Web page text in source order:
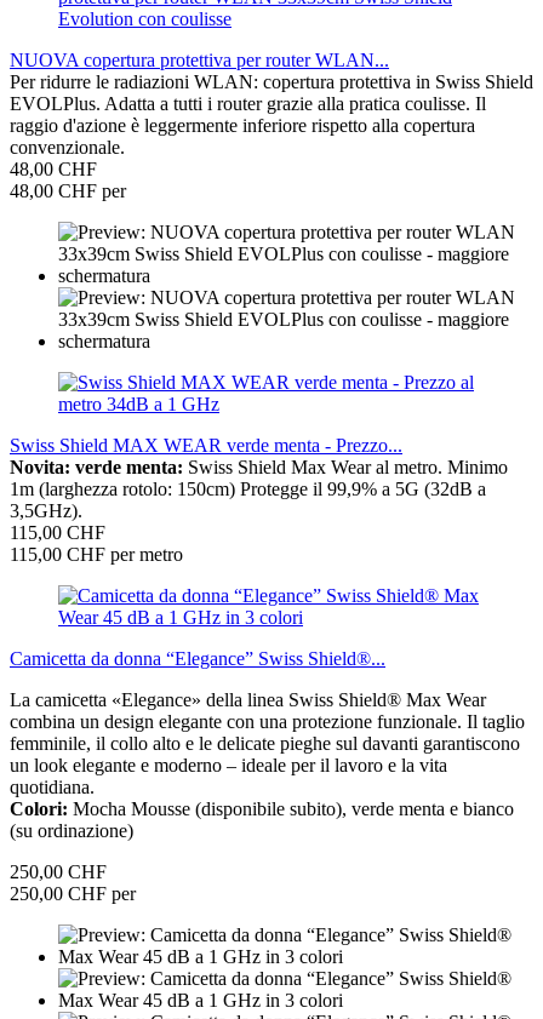
NUOVA copertura protettiva per router WLAN...
Per ridurre le radiazioni WLAN: copertura protettiva in Swiss Shield
EVOLPlus. Adatta a tutti i router grazie alla pratica coulisse. Il
raggio d'azione è leggermente inferiore rispetto alla copertura
convenzionale.
48,00 CHF
48,00 CHF per
Swiss Shield MAX WEAR verde menta - Prezzo...
Novita: verde menta: Swiss Shield Max Wear al metro. Minimo
1m (larghezza rotolo: 150cm) Protegge il 99,9% a 5G (32dB a
3,5GHz).
115,00 CHF
115,00 CHF per metro
Camicetta da donna “Elegance” Swiss Shield®...
La camicetta «Elegance» della linea Swiss Shield® Max Wear
combina un design elegante con una protezione funzionale. Il taglio
femminile, il collo alto e le delicate pieghe sul davanti garantiscono
un look elegante e moderno – ideale per il lavoro e la vita
quotidiana.
Colori: Mocha Mousse (disponibile subito), verde menta e bianco
(su ordinazione)
250,00 CHF
250,00 CHF per